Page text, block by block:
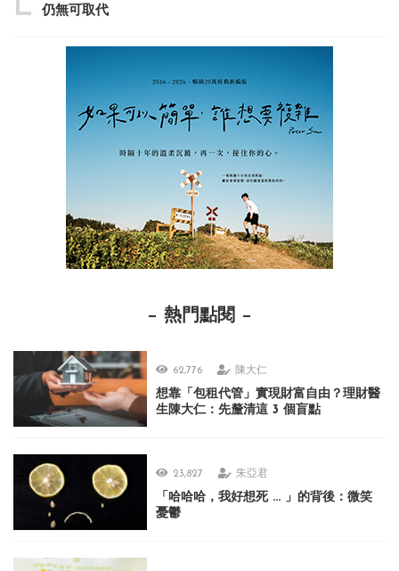
仍無可取代
熱門點閱
62,776 陳大仁
想靠「包租代管」實現財富自由？理財醫
生陳大仁：先釐清這 3 個盲點
23,827 朱亞君
「哈哈哈，我好想死 ... 」的背後：微笑
憂鬱